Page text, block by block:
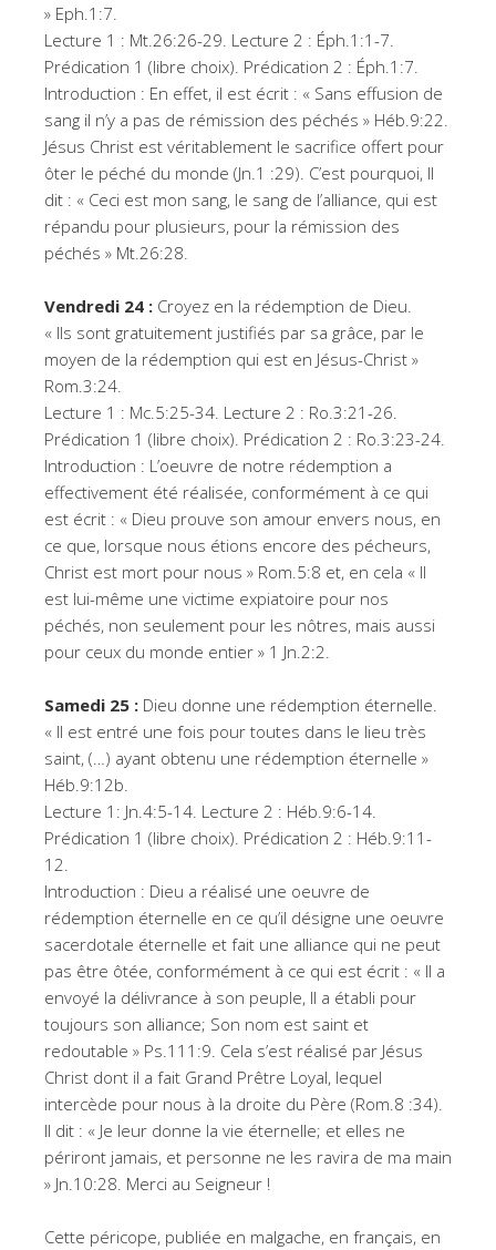
» Eph.1:7.
Lecture 1 : Mt.26:26-29. Lecture 2 : Éph.1:1-7.
Prédication 1 (libre choix). Prédication 2 : Éph.1:7.
Introduction : En effet, il est écrit : « Sans effusion de
sang il n’y a pas de rémission des péchés » Héb.9:22.
Jésus Christ est véritablement le sacrifice offert pour
ôter le péché du monde (Jn.1 :29). C’est pourquoi, Il
dit : « Ceci est mon sang, le sang de l’alliance, qui est
répandu pour plusieurs, pour la rémission des
péchés » Mt.26:28.
Vendredi 24 : Croyez en la rédemption de Dieu.
« Ils sont gratuitement justifiés par sa grâce, par le
moyen de la rédemption qui est en Jésus-Christ »
Rom.3:24.
Lecture 1 : Mc.5:25-34. Lecture 2 : Ro.3:21-26.
Prédication 1 (libre choix). Prédication 2 : Ro.3:23-24.
Introduction : L’oeuvre de notre rédemption a
effectivement été réalisée, conformément à ce qui
est écrit : « Dieu prouve son amour envers nous, en
ce que, lorsque nous étions encore des pécheurs,
Christ est mort pour nous » Rom.5:8 et, en cela « Il
est lui-même une victime expiatoire pour nos
péchés, non seulement pour les nôtres, mais aussi
pour ceux du monde entier » 1 Jn.2:2.
Samedi 25 : Dieu donne une rédemption éternelle.
« Il est entré une fois pour toutes dans le lieu très
saint, (…) ayant obtenu une rédemption éternelle »
Héb.9:12b.
Lecture 1: Jn.4:5-14. Lecture 2 : Héb.9:6-14.
Prédication 1 (libre choix). Prédication 2 : Héb.9:11-
12.
Introduction : Dieu a réalisé une oeuvre de
rédemption éternelle en ce qu’il désigne une oeuvre
sacerdotale éternelle et fait une alliance qui ne peut
pas être ôtée, conformément à ce qui est écrit : « Il a
envoyé la délivrance à son peuple, Il a établi pour
toujours son alliance; Son nom est saint et
redoutable » Ps.111:9. Cela s’est réalisé par Jésus
Christ dont il a fait Grand Prêtre Loyal, lequel
intercède pour nous à la droite du Père (Rom.8 :34).
Il dit : « Je leur donne la vie éternelle; et elles ne
périront jamais, et personne ne les ravira de ma main
» Jn.10:28. Merci au Seigneur !
Cette péricope, publiée en malgache, en français, en